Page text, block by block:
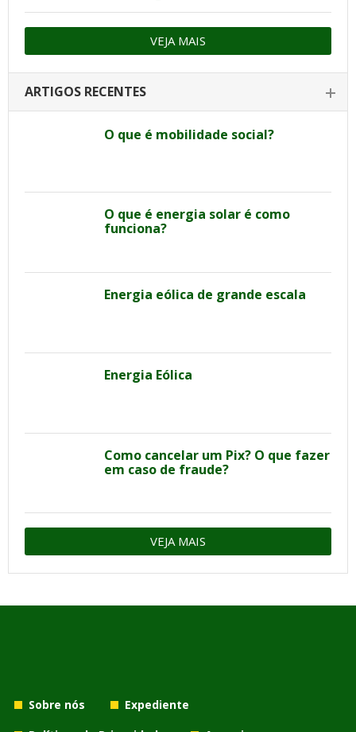
VEJA MAIS
ARTIGOS RECENTES
O que é mobilidade social?
O que é energia solar é como
funciona?
Energia eólica de grande escala
Energia Eólica
Como cancelar um Pix? O que fazer
em caso de fraude?
VEJA MAIS
Sobre nós
Expediente